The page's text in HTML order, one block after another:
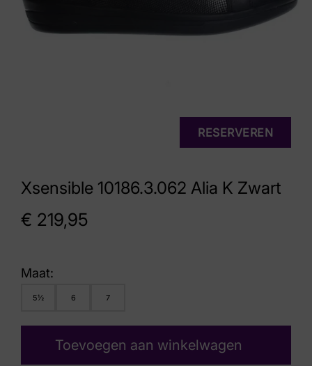
Xsensible 10186.3.062 Alia K Zwart
€ 219,95
RESERVEREN
Maat:
5½ 6 7
Toevoegen aan winkelwagen